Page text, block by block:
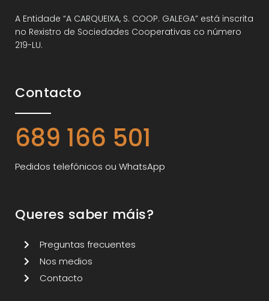
A Entidade “A CARQUEIXA, S. COOP. GALEGA” está inscrita
no Rexistro de Sociedades Cooperativas co número
219-LU.
Contacto
689 166 501
Pedidos telefónicos ou WhatsApp
Queres saber máis?
Preguntas frecuentes
Nos medios
Contacto